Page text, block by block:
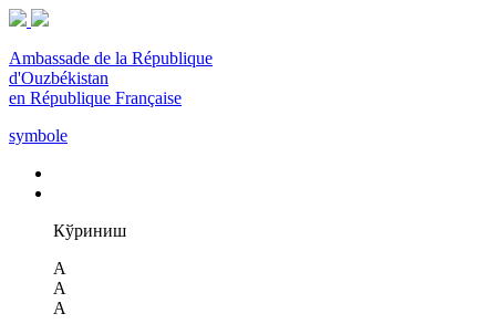
Ambassade de la République
d'Ouzbékistan
en République Française
symbole
Кўриниш
A
A
A